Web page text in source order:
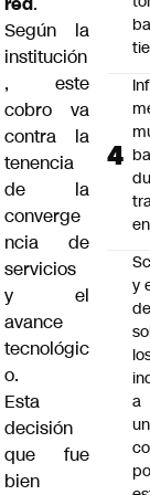
Según la
institución
, este
cobro va
contra la
tenencia
de la
converge
ncia de
servicios
y el
avance
tecnológic
o.
Esta
decisión
que fue
bien
y
a